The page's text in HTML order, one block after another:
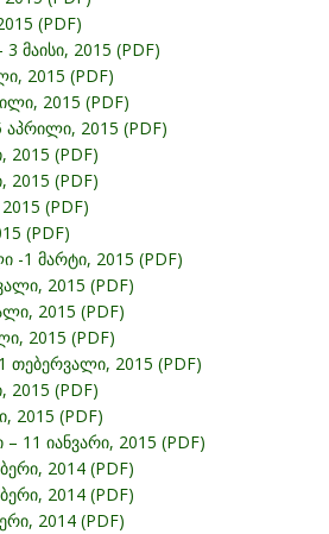
(PDF)
მაისი, 2015 (PDF)
2015 (PDF)
2015 (PDF)
აპრილი, 2015 (PDF)
2015 (PDF)
2015 (PDF)
(PDF)
(PDF)
-1 მარტი, 2015 (PDF)
2015 (PDF)
2015 (PDF)
2015 (PDF)
თებერვალი, 2015 (PDF)
2015 (PDF)
2015 (PDF)
11 იანვარი, 2015 (PDF)
2014 (PDF)
2014 (PDF)
2014 (PDF)